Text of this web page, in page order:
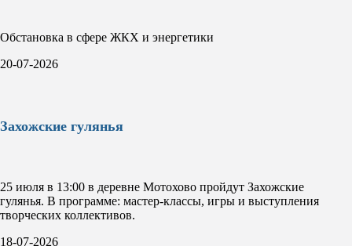
Обстановка в сфере ЖКХ и энергетики
20-07-2026
Захожские гулянья
25 июля в 13:00 в деревне Мотохово пройдут Захожские
гулянья. В программе: мастер-классы, игры и выступления
творческих коллективов.
18-07-2026